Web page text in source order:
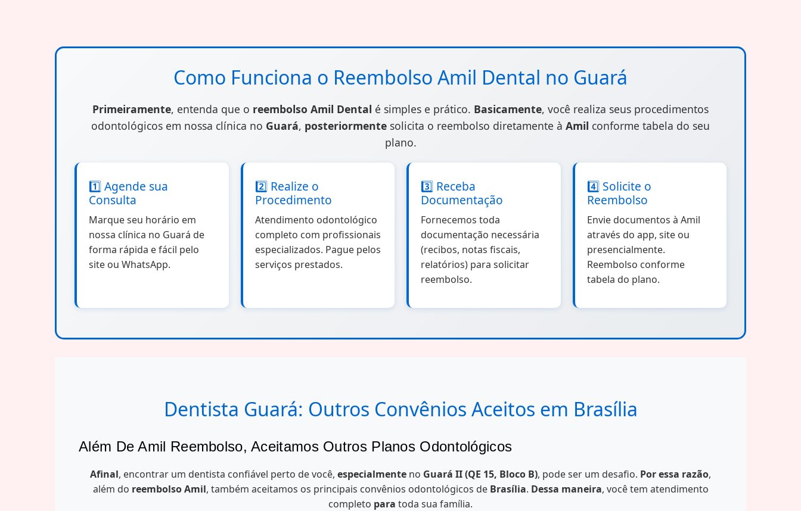
TUSS: 82000158
Apicetomia multirradicular com obturação retrógrada
TUSS: 82000166
Apicetomia multirradicular sem obturação retrógrada
USO: 25.40
TUSS: 82000174
Apicetomia unirradicular com obturação retrógrada
Apicetomia unirradicular sem obturação retrógrada
Aplicação de cariostático
TUSS: 84000058
Aplicação de selante - técnica invasiva
Como Funciona o Reembolso Amil Dental no Guará
Primeiramente, entenda que o reembolso Amil Dental é simples e prático. Basicamente, você realiza seus procedimentos
odontológicos em nossa clínica no Guará, posteriormente solicita o reembolso diretamente à Amil conforme tabela do seu
plano.
1️⃣ Agende sua
Consulta
Marque seu horário em
nossa clínica no Guará de
forma rápida e fácil pelo
site ou WhatsApp.
2️⃣ Realize o
Procedimento
Atendimento odontológico
completo com profissionais
especializados. Pague pelos
serviços prestados.
3️⃣ Receba
Documentação
Fornecemos toda
documentação necessária
(recibos, notas fiscais,
relatórios) para solicitar
reembolso.
4️⃣ Solicite o
Reembolso
Envie documentos à Amil
através do app, site ou
presencialmente.
Reembolso conforme
tabela do plano.
Dentista Guará: Outros Convênios Aceitos em Brasília
Além De Amil Reembolso, Aceitamos Outros Planos Odontológicos
Afinal, encontrar um dentista confiável perto de você, especialmente no Guará II (QE 15, Bloco B), pode ser um desafio. Por essa razão,
além do reembolso Amil, também aceitamos os principais convênios odontológicos de Brasília. Dessa maneira, você tem atendimento
completo para toda sua família.